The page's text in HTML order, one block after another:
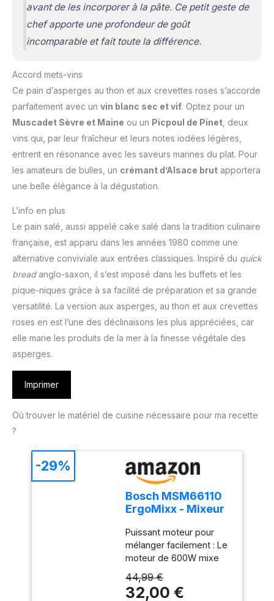
avant de les incorporer à la pâte. Ce petit geste de
chef apporte une profondeur de goût
incomparable et fait toute la différence.
Accord mets-vins
Ce pain d’asperges au thon et aux crevettes roses s’accorde
parfaitement avec un vin blanc sec et vif. Optez pour un
Muscadet Sèvre et Maine ou un Picpoul de Pinet , deux
vins qui, par leur fraîcheur et leurs notes iodées légères,
entrent en résonance avec les saveurs marines du plat. Pour
les amateurs de bulles, un crémant d’Alsace brut apportera
une belle élégance à la dégustation.
L’info en plus
Le pain salé, aussi appelé cake salé dans la tradition culinaire
française, est apparu dans les années 1980 comme une
alternative conviviale aux entrées classiques. Inspiré du quick
breadanglo-saxon, il s’est imposé dans les buffets et les
pique-niques grâce à sa facilité de préparation et sa grande
versatilité. La version aux asperges, au thon et aux crevettes
roses en est l’une des déclinaisons les plus appréciées, car
elle marie les produits de la mer à la finesse végétale des
asperges.
Imprimer
Où trouver le matériel de cuisine nécessaire pour ma recette
?
Bosch MSM66110
ErgoMixx - Mixeur
vitesses
Puissant moteur pour
mélanger facilement : Le
moteur de 600W mixe
ingrédients les plus durs
; préparez de
44,99 €
32,00 €
-29%